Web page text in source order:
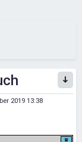
2019 13:38